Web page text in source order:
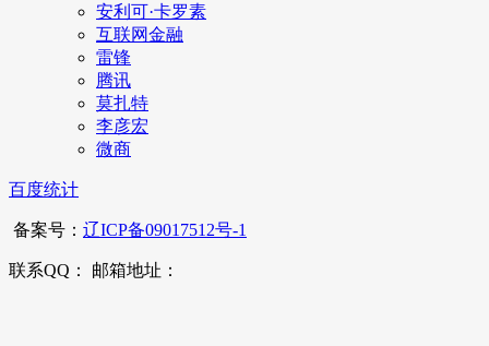
安利可·卡罗素
互联网金融
雷锋
腾讯
莫扎特
李彦宏
微商
百度统计
备案号： 辽ICP备09017512号-1
联系QQ： 邮箱地址：